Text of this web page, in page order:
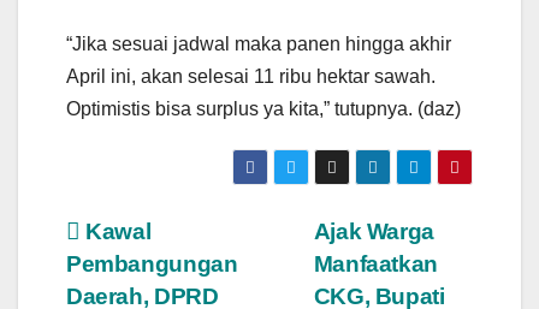
“Jika sesuai jadwal maka panen hingga akhir
April ini, akan selesai 11 ribu hektar sawah.
Optimistis bisa surplus ya kita,” tutupnya. (daz)
Post
navigation
Ajak Warga
Manfaatkan
CKG, Bupati
Kawal
Pembangungan
Daerah, DPRD